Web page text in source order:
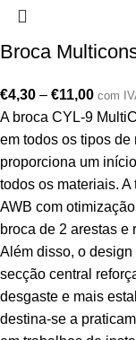
Broca
€4,30 – €11,00 com
A broca CYL-9
em todos os tipos de
proporciona um
todos os materiais.
AWB com
broca de 2 arestas e
Além disso, o
secção central
desgaste e mais
destina-se a